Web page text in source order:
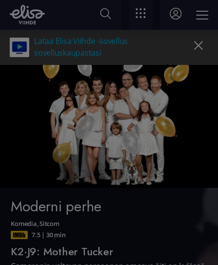
Lataa Elisa Viihde -sovellus
sovelluskaupastasi
Moderni perhe
Komedia,Sitcom
7.5| 30 min
K2·J9: Mother Tucker